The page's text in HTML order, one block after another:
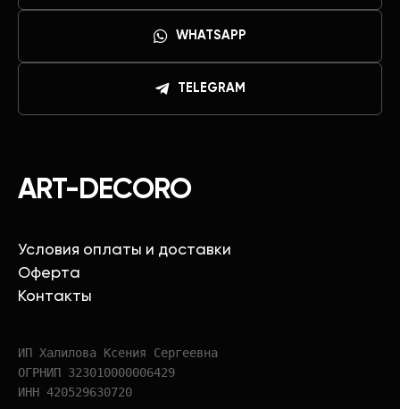
ART-DECORO
Условия оплаты и доставки
Оферта
Контакты
ИП Халилова Ксения Сергеевна
ОГРНИП 323010000006429
ИНН 420529630720
WHATSAPP
TELEGRAM